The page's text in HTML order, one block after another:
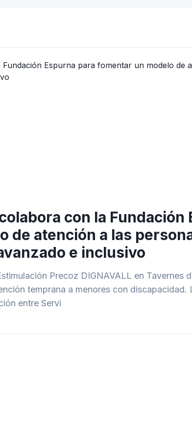
con la Fundación
de atención a las
e inclusivo
Precoz DIGNAVALL en Tavernes
temprana a menores con discapacidad.
entre Servi